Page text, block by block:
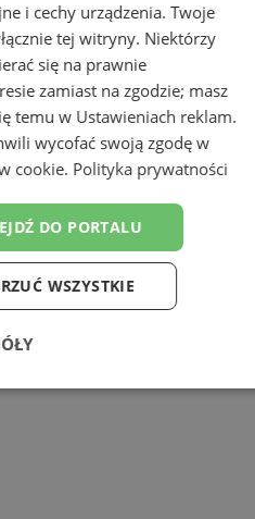
zgłaszania
azbest
i cechy urządzenia. Twoje
tej witryny. Niektórzy
się na prawnie
zamiast na zgodzie; masz
temu w Ustawieniach reklam.
wycofać swoją zgodę w
cookie. Polityka prywatności
DO PORTALU
WSZYSTKIE
Wydajność Targetowanie